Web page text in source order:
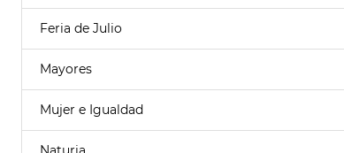
Feria de Julio
Mayores
Mujer e Igualdad